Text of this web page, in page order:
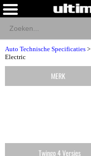
Auto Technische Specificaties >
Electric
MERK
Twingo 4 Versies